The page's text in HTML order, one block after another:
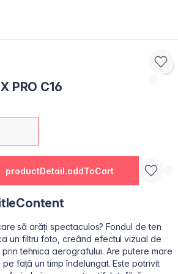
PRO C16
productDetail.addToCart
să arăți spectaculos? Fondul de ten
un filtru foto, creând efectul vizual de
tehnica aerografului. Are putere mare
față un timp îndelungat. Este potrivit